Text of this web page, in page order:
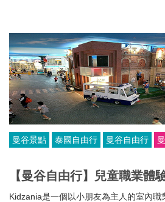
曼谷景點 泰國自由行 曼谷自由行
【曼谷自由行】兒童職業
Kidzania是一個以小朋友為主人的室內職